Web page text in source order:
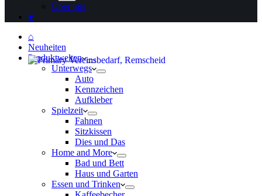
Über uns
♥
⌂
Neuheiten
Produktwelten
Unterwegs
Auto
Kennzeichen
Aufkleber
Spielzeit
Fahnen
Sitzkissen
Dies und Das
Home and More
Bad und Bett
Haus und Garten
Essen und Trinken